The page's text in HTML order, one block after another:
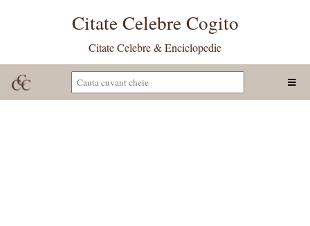
Citate Celebre Cogito
Citate Celebre & Enciclopedie